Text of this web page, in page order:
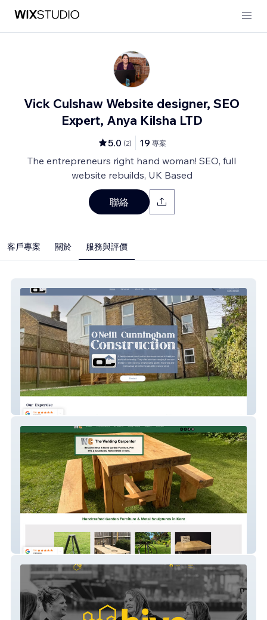
Vick Culshaw Website designer, SEO
Expert, Anya Kilsha LTD
5.0 (2) 19 專案
The entrepreneurs right hand woman! SEO, full
website rebuilds, UK Based
聯絡
客戶專案 關於 服務與評價
Oc Construction
The Welding Carpenter